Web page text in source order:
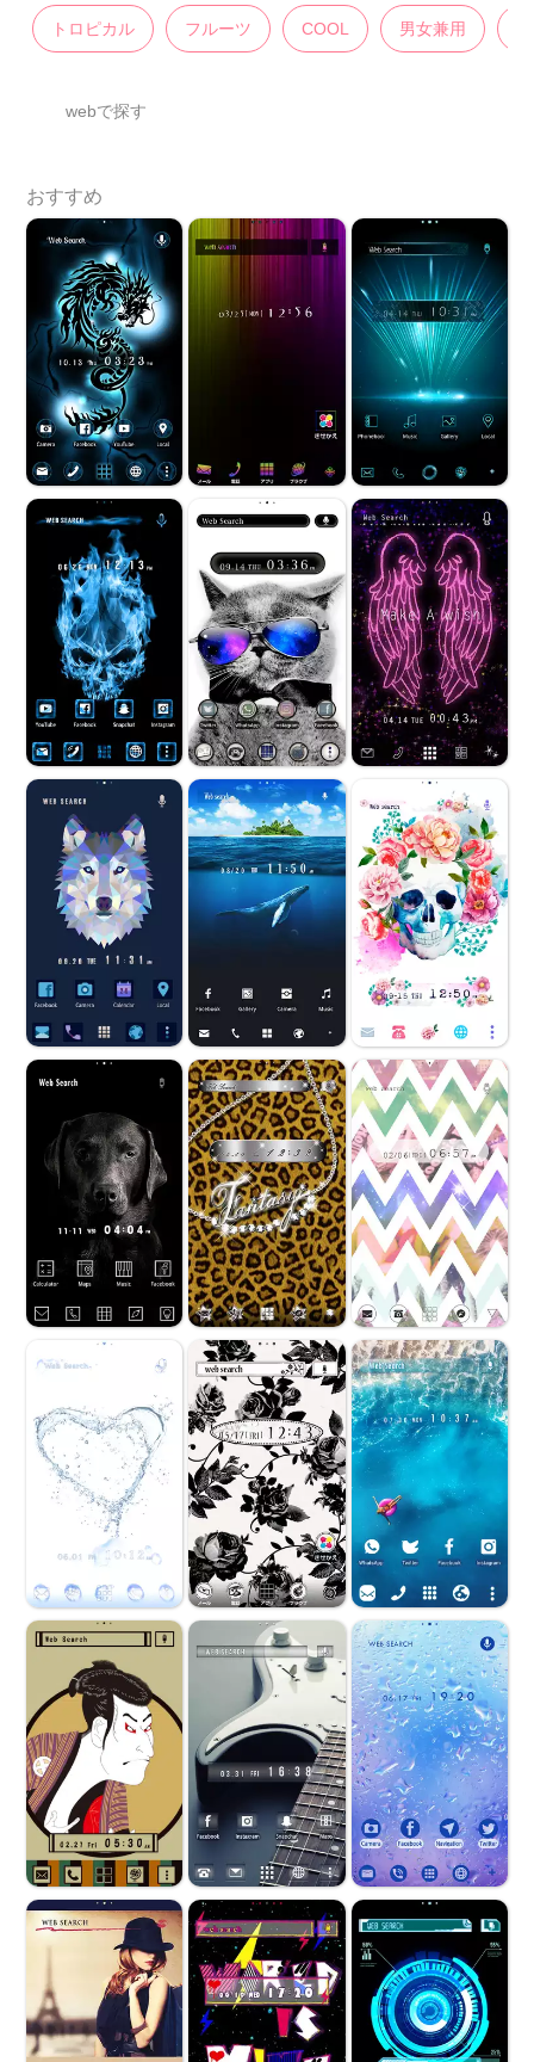
トロピカル フルーツ COOL 男女兼用
webで探す
おすすめ